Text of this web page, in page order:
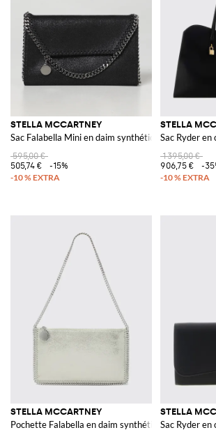
STELLA MCCARTNEY
Sac Falabella Mini en daim synthétique craquelé
595,00 €
505,74 €
-15%
STELLA
Sac Ryder
1 395,00 €
906,75 €
-
STELLA MCCARTNEY
Pochette Falabella en daim synthétique craquelé
STELLA
Sac Ryder